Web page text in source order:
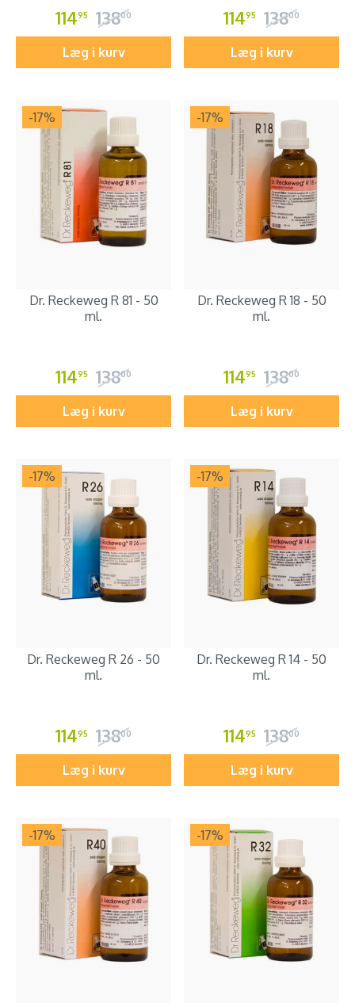
11495 13800
Læg i kurv
11495 13800
Læg i kurv
-17%
Dr. Reckeweg R 81 - 50
ml.
11495 13800
Læg i kurv
-17%
Dr. Reckeweg R 18 - 50
ml.
11495 13800
Læg i kurv
-17%
Dr. Reckeweg R 26 - 50
ml.
11495 13800
Læg i kurv
-17%
Dr. Reckeweg R 14 - 50
ml.
11495 13800
Læg i kurv
-17% -17%